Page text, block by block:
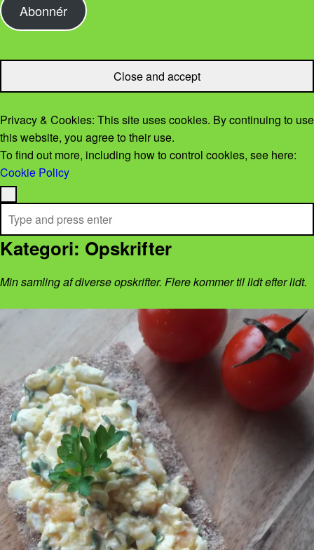
Abonnér
Privacy & Cookies: This site uses cookies. By continuing to use
this website, you agree to their use.
To find out more, including how to control cookies, see here:
Cookie Policy
Search
Kategori: Opskrifter
Min samling af diverse opskrifter. Flere kommer til lidt efter lidt.